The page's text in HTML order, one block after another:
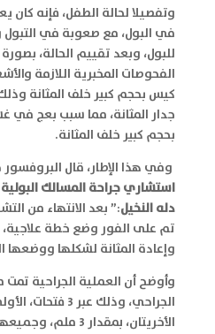
وتفصيلا لحالة الطفل، فإنه كان
في البول، مع صعوبة في
للبول، وبعد تقييم الحالة،
الفحوصات المخبرية اللازمة
كيس بحجم كبير خلف المثانة
جدار المثانة، مما سبب بعج في
بحجم كبير خلف المثانة.
وفي هذا الإطار، قال
استشاري جراحة المسالك
دله النخيل:” بعد الانتهاء من
تم على الفور وضع خطة علاجية،
وإعادة المثانة لشكلها ووضعها
وأوضح أن العملية الجراحية تمت
الأخريتان، بمقدار 3